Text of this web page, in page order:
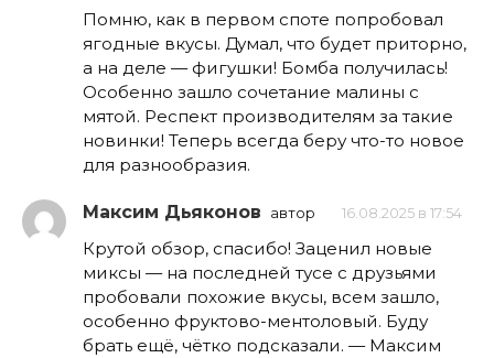
Помню, как в первом споте попробовал
ягодные вкусы. Думал, что будет приторно,
а на деле — фигушки! Бомба получилась!
Особенно зашло сочетание малины с
мятой. Респект производителям за такие
новинки! Теперь всегда беру что-то новое
для разнообразия.
Максим Дьяконов автор 16.08.2025 в 17:54
Крутой обзор, спасибо! Заценил новые
миксы — на последней тусе с друзьями
пробовали похожие вкусы, всем зашло,
особенно фруктово-ментоловый. Буду
брать ещё, чётко подсказали. — Максим